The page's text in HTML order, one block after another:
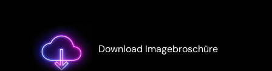
Download Imagebroschüre